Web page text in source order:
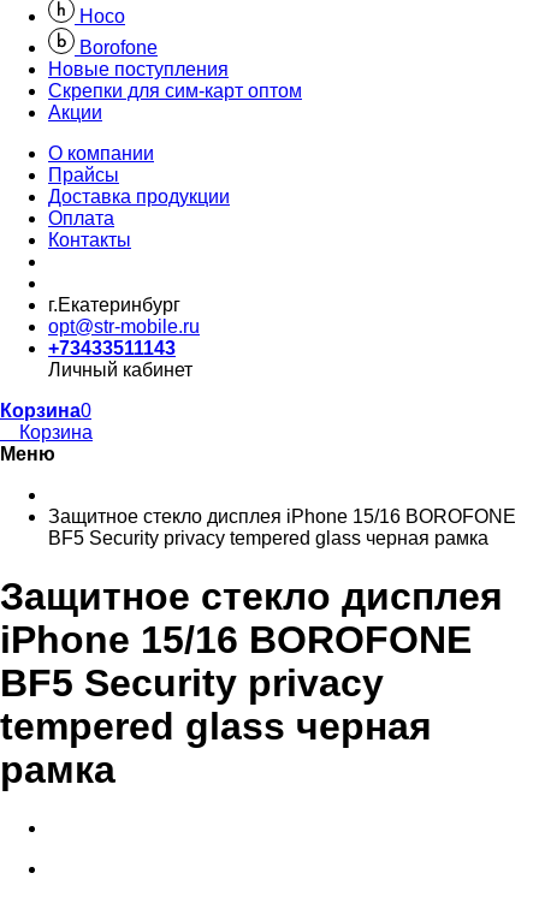
Hoco
Borofone
Новые поступления
Скрепки для сим-карт оптом
Акции
О компании
Прайсы
Доставка продукции
Оплата
Контакты
г.Екатеринбург
opt@str-mobile.ru
+73433511143
Личный кабинет
Корзина0
Корзина
Меню
Защитное стекло дисплея iPhone 15/16 BOROFONE
BF5 Security privacy tempered glass черная рамка
Защитное стекло дисплея
iPhone 15/16 BOROFONE
BF5 Security privacy
tempered glass черная
рамка